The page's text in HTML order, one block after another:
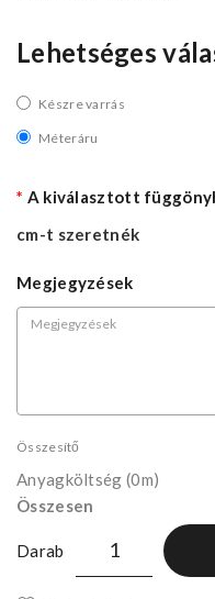
Lehetséges
Készre varrás
Méteráru
A kiválasztott
cm-t szeretnék
Megjegyzések
Összesítő
Anyagköltség (0m)
Összesen
Darab